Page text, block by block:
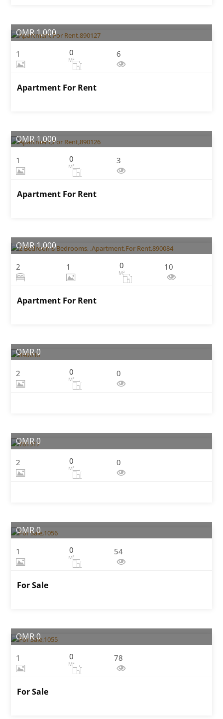
Apartment For Rent
1 0
M²
6
OMR 1,000
Apartment For Rent
1 0
M²
3
OMR 1,000
Apartment For Rent
2 1 0
M²
10
OMR 1,000
2 0
M²
0
OMR 0
2 0
M²
0
OMR 0
For Sale
1 0
M²
54
OMR 0
For Sale
1 0
M²
78
OMR 0